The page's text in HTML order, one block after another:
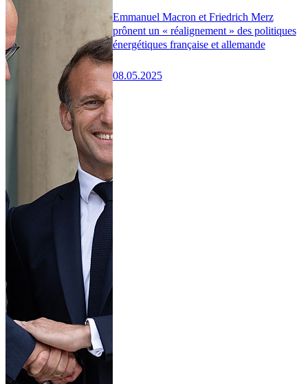
Emmanuel Macron et Friedrich Merz
prônent un « réalignement » des politiques
énergétiques française et allemande
08.05.2025